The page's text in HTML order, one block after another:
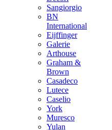
Sangiorgio
BN
International
Eijffinger
Galerie
Arthouse
Graham &
Brown
Casadeco
Lutece
Caselio
York
Muresco
Yulan